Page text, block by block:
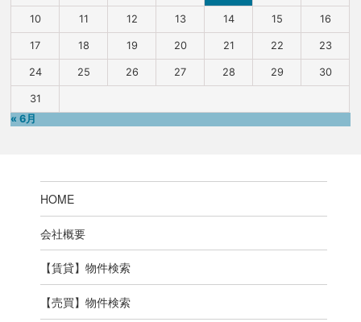
10 11 12 13 14 15 16
17 18 19 20 21 22 23
24 25 26 27 28 29 30
31
« 6月
HOME
会社概要
【賃貸】物件検索
【売買】物件検索